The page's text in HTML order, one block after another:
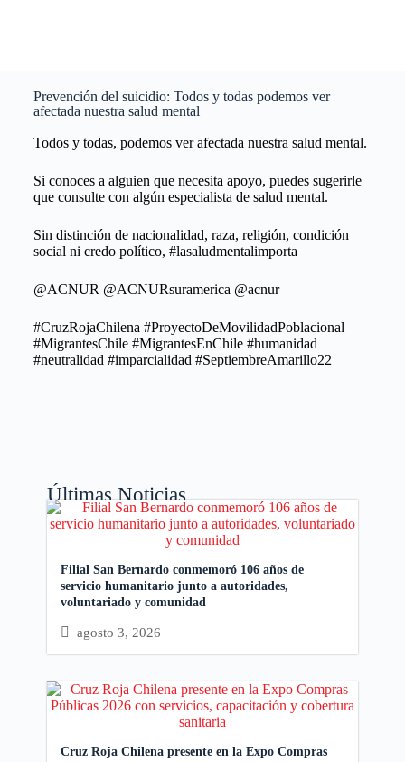
Prevención del suicidio: Todos y todas podemos ver
afectada nuestra salud mental
Todos y todas, podemos ver afectada nuestra salud mental.
Si conoces a alguien que necesita apoyo, puedes sugerirle
que consulte con algún especialista de salud mental.
Sin distinción de nacionalidad, raza, religión, condición
social ni credo político, #lasaludmentalimporta
@ACNUR @ACNURsuramerica @acnur
#CruzRojaChilena #ProyectoDeMovilidadPoblacional
#MigrantesChile #MigrantesEnChile #humanidad
#neutralidad #imparcialidad #SeptiembreAmarillo22
Últimas Noticias
Filial San Bernardo conmemoró 106 años de
servicio humanitario junto a autoridades,
voluntariado y comunidad
agosto 3, 2026
Cruz Roja Chilena presente en la Expo Compras